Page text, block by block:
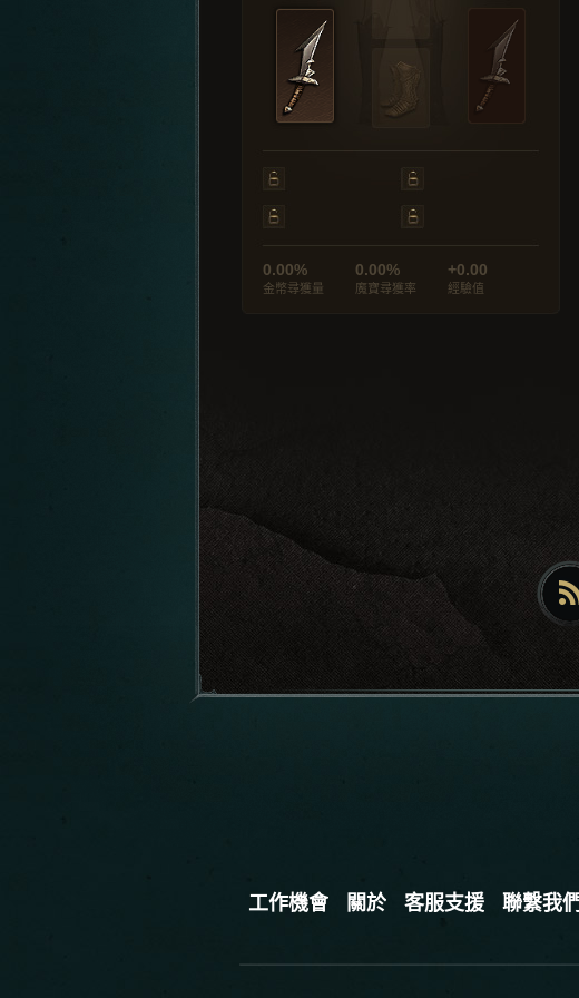
0.00%
金幣尋獲量
0.00%
魔寶尋獲率
+0.00
經驗值